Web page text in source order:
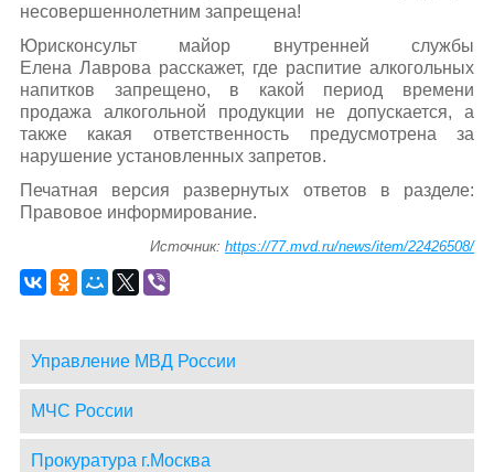
несовершеннолетним запрещена!
Юрисконсульт майор внутренней службы
Елена Лаврова расскажет, где распитие алкогольных
напитков запрещено, в какой период времени
продажа алкогольной продукции не допускается, а
также какая ответственность предусмотрена за
нарушение установленных запретов.
Печатная версия развернутых ответов в разделе:
Правовое информирование.
Источник:https://77.mvd.ru/news/item/22426508/
Управление МВД России
МЧС России
Прокуратура г.Москва